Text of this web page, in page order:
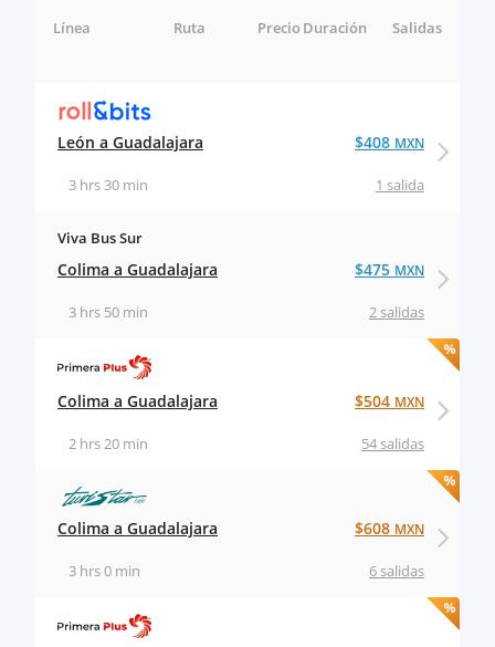
Línea Ruta Salidas
Duración
Precio
León a Guadalajara
1 salida
3 hrs 30 min
$408 MXN
Viva Bus Sur
Colima a Guadalajara
2 salidas
3 hrs 50 min
$475 MXN
Colima a Guadalajara
54 salidas
2 hrs 20 min
$504 MXN
Colima a Guadalajara
6 salidas
3 hrs 0 min
$608 MXN